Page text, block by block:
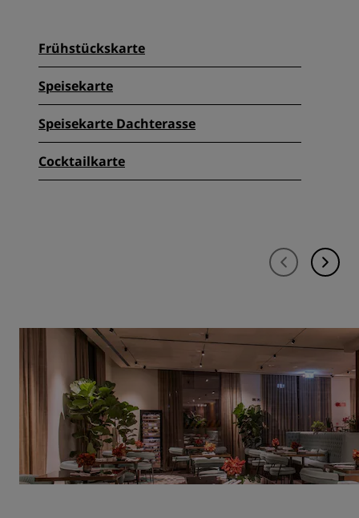
Frühstückskarte
Speisekarte
Speisekarte Dachterasse
Cocktailkarte